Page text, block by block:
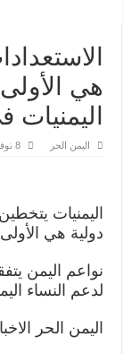
هي
اليمنيات
اليمن الحر 8 نوفمبر، 2020
اليمنيات
دولية هي
نواعم اليمن
لدعم النساء
اليمن الحر